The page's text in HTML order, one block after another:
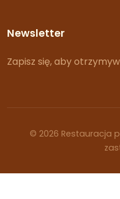
Newsletter
Zapisz się, aby
© 2026 Restauracja